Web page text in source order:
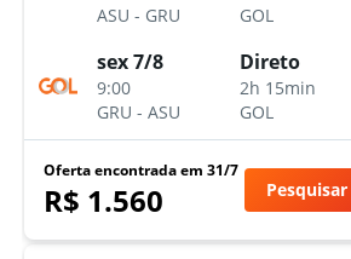
ASU - GRU
GOL
sex 7/8
9:00
GRU - ASU
Direto
2h 15min
GOL
Oferta encontrada em 31/7
R$ 1.560 Pesquisar